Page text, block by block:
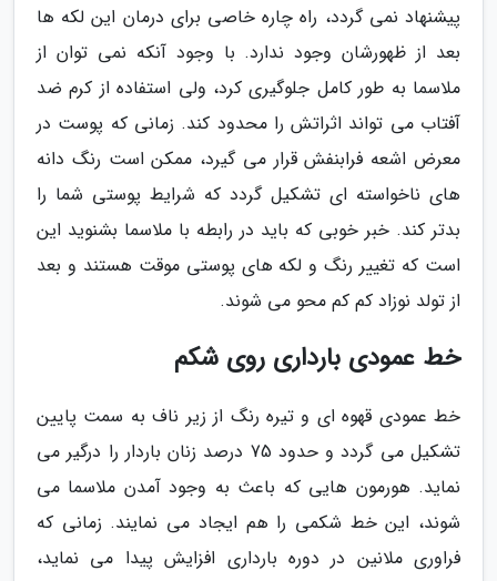
پیشنهاد نمی گردد، راه چاره خاصی برای درمان این لکه ها
بعد از ظهورشان وجود ندارد. با وجود آنکه نمی توان از
ملاسما به طور کامل جلوگیری کرد، ولی استفاده از کرم ضد
آفتاب می تواند اثراتش را محدود کند. زمانی که پوست در
معرض اشعه فرابنفش قرار می گیرد، ممکن است رنگ دانه
های ناخواسته ای تشکیل گردد که شرایط پوستی شما را
بدتر کند. خبر خوبی که باید در رابطه با ملاسما بشنوید این
است که تغییر رنگ و لکه های پوستی موقت هستند و بعد
از تولد نوزاد کم کم محو می شوند.
خط عمودی بارداری روی شکم
خط عمودی قهوه ای و تیره رنگ از زیر ناف به سمت پایین
تشکیل می گردد و حدود 75 درصد زنان باردار را درگیر می
نماید. هورمون هایی که باعث به وجود آمدن ملاسما می
شوند، این خط شکمی را هم ایجاد می نمایند. زمانی که
فراوری ملانین در دوره بارداری افزایش پیدا می نماید،